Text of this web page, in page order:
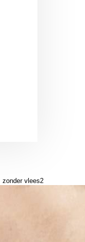
zonder vlees2